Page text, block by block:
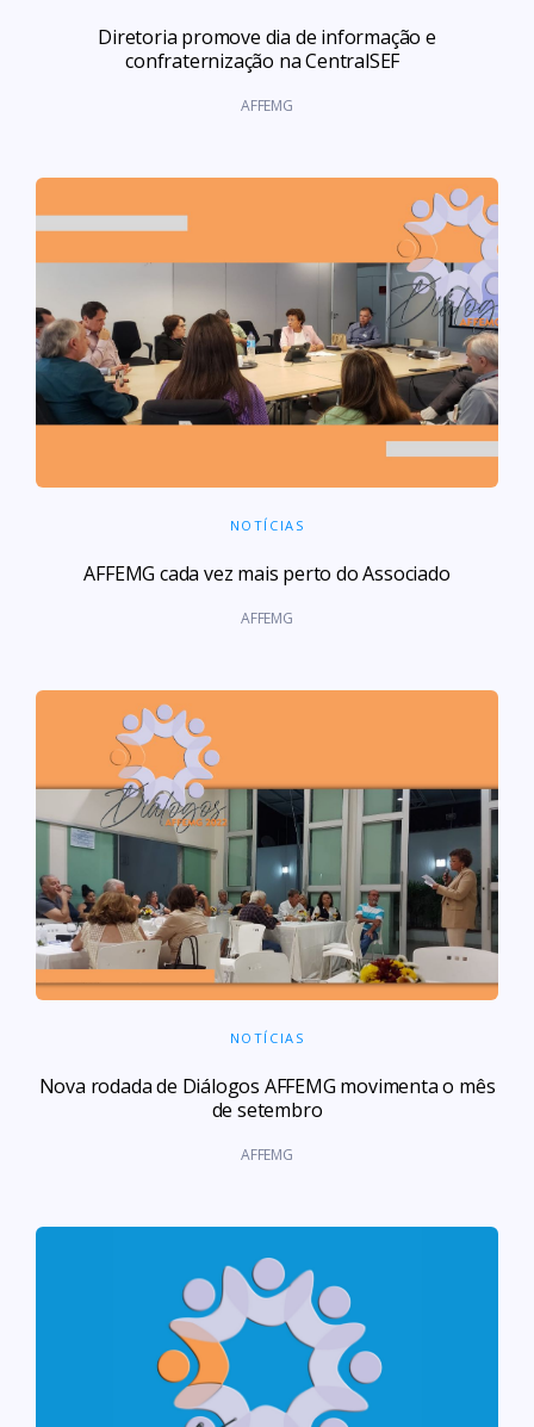
‍Diretoria promove dia de informação e
confraternização na CentralSEF
AFFEMG
NOTÍCIAS
AFFEMG cada vez mais perto do Associado
AFFEMG
NOTÍCIAS
Nova rodada de Diálogos AFFEMG movimenta o mês
de setembro
AFFEMG